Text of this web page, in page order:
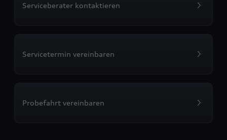
Serviceberater kontaktieren
Servicetermin vereinbaren
Probefahrt vereinbaren